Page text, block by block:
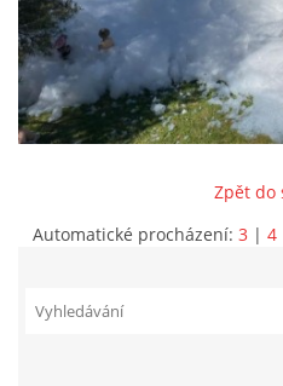
SYMBOLY
INFORMACE
Zpět do
Automatické procházení: 3 | 4